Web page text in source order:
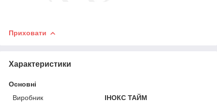
Приховати
Характеристики
Основні
Виробник
ІНОКС ТАЙМ